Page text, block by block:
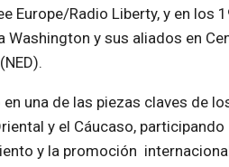
Europe/Radio Liberty, y en los
y sus aliados en
una de las piezas claves de
y el Cáucaso, participando
y la promoción